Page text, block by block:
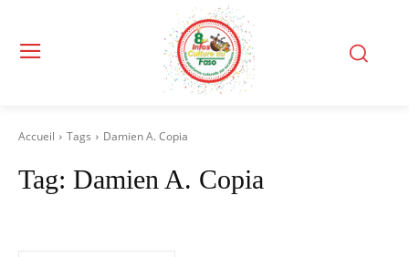
Accueil Tags Damien A. Copia
Tag: Damien A. Copia